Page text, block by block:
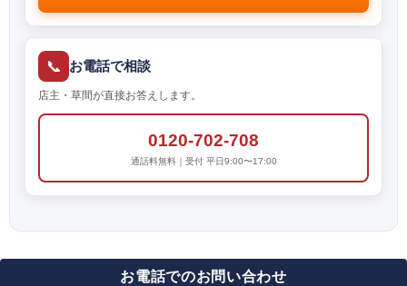
📞 お電話で相談
店主・草間が直接お答えします。
0120-702-708
通話料無料｜受付 平日9:00〜17:00
お電話でのお問い合わせ